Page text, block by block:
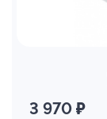
3 970 ₽